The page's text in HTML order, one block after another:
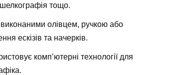
тощо.
олівцем, ручкою або
ескізів та начерків.
комп’ютерні технології для